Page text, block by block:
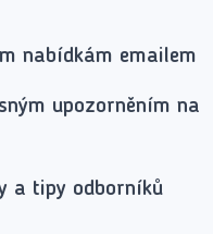
nabídkám emailem
upozorněním na
a tipy odborníků